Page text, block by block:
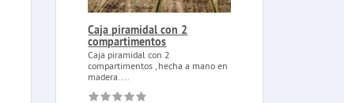
Caja piramidal con 2
compartimentos
Caja piramidal con 2
compartimentos , hecha a mano en
madera....